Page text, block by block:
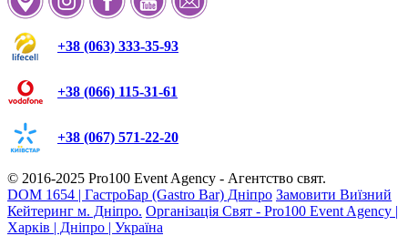
+38 (063) 333-35-93
+38 (066) 115-31-61
+38 (067) 571-22-20
© 2016-2025 Pro100 Event Agency - Агентство свят.
DOM 1654 | ГастроБар (Gastro Bar) Дніпро Замовити Виїзний
Кейтеринг м. Дніпро. Організація Свят - Pro100 Event Agency |
Харків | Дніпро | Україна